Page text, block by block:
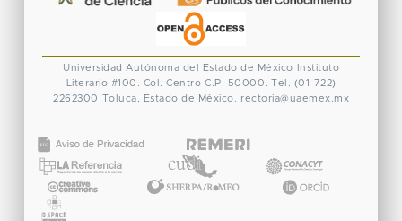
Universidad Autónoma del Estado de México
Instituto
Literario #100. Col. Centro C.P. 50000. Tel. (01-722)
2262300 Toluca, Estado de México. rectoria@uaemex.mx